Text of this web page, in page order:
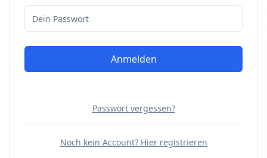
Anmelden
Passwort vergessen?
Noch kein Account? Hier registrieren